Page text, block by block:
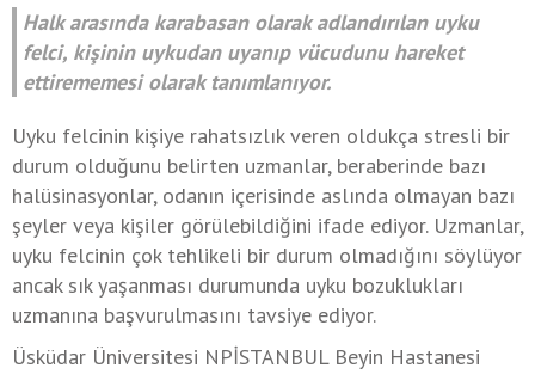
Halk arasında karabasan olarak adlandırılan uyku
felci, kişinin uykudan uyanıp vücudunu hareket
ettirememesi olarak tanımlanıyor.
Uyku felcinin kişiye rahatsızlık veren oldukça stresli bir
durum olduğunu belirten uzmanlar, beraberinde bazı
halüsinasyonlar, odanın içerisinde aslında olmayan bazı
şeyler veya kişiler görülebildiğini ifade ediyor. Uzmanlar,
uyku felcinin çok tehlikeli bir durum olmadığını söylüyor
ancak sık yaşanması durumunda uyku bozuklukları
uzmanına başvurulmasını tavsiye ediyor.
Üsküdar Üniversitesi NPİSTANBUL Beyin Hastanesi